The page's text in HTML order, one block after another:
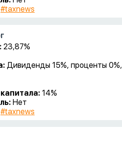
#taxnews
23,87%
Дивиденды 15%, проценты 0%,
14%
Нет
#taxnews